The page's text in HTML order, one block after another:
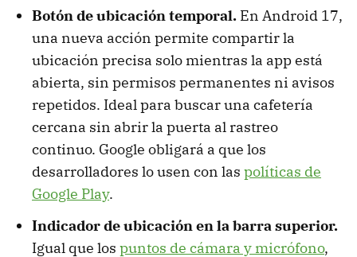
Botón de ubicación temporal. En Android 17,
una nueva acción permite compartir la
ubicación precisa solo mientras la app está
abierta, sin permisos permanentes ni avisos
repetidos. Ideal para buscar una cafetería
cercana sin abrir la puerta al rastreo
continuo. Google obligará a que los
desarrolladores lo usen con las políticas de
Google Play.
Indicador de ubicación en la barra superior.
Igual que los puntos de cámara y micrófono,